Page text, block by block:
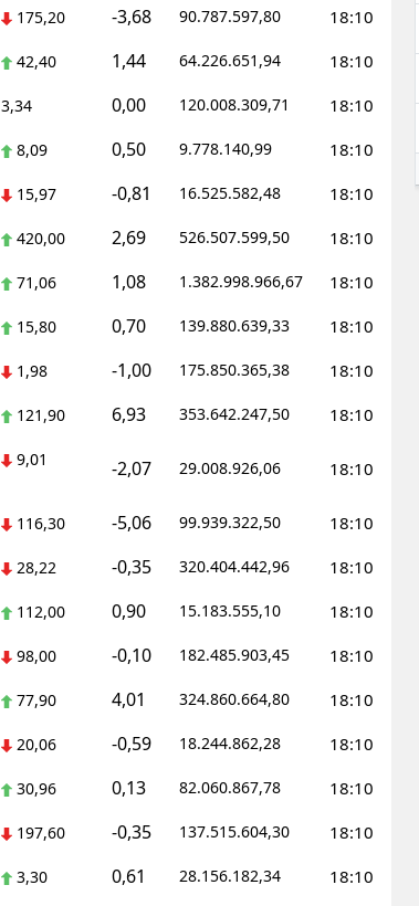
Sakarya
Van
Yozgat
Zonguldak
Aksaray
Bayburt
Karaman
Kırıkkale
Batman
175,20 -3,68 90.787.597,80 18:10
42,40 1,44 64.226.651,94 18:10
3,34 0,00 120.008.309,71 18:10
8,09 0,50 9.778.140,99 18:10
15,97 -0,81 16.525.582,48 18:10
420,00 2,69 526.507.599,50 18:10
71,06 1,08 1.382.998.966,67 18:10
15,80 0,70 139.880.639,33 18:10
1,98 -1,00 175.850.365,38 18:10
121,90 6,93 353.642.247,50 18:10
9,01 -2,07 29.008.926,06 18:10
116,30 -5,06 99.939.322,50 18:10
28,22 -0,35 320.404.442,96 18:10
112,00 0,90 15.183.555,10 18:10
98,00 -0,10 182.485.903,45 18:10
77,90 4,01 324.860.664,80 18:10
20,06 -0,59 18.244.862,28 18:10
30,96 0,13 82.060.867,78 18:10
197,60 -0,35 137.515.604,30 18:10
3,30 0,61 28.156.182,34 18:10